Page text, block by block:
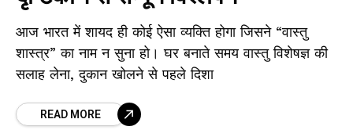
आज भारत में शायद ही कोई ऐसा व्यक्ति होगा जिसने “वास्तु
शास्त्र” का नाम न सुना हो। घर बनाते समय वास्तु विशेषज्ञ की
सलाह लेना, दुकान खोलने से पहले दिशा
READ MORE